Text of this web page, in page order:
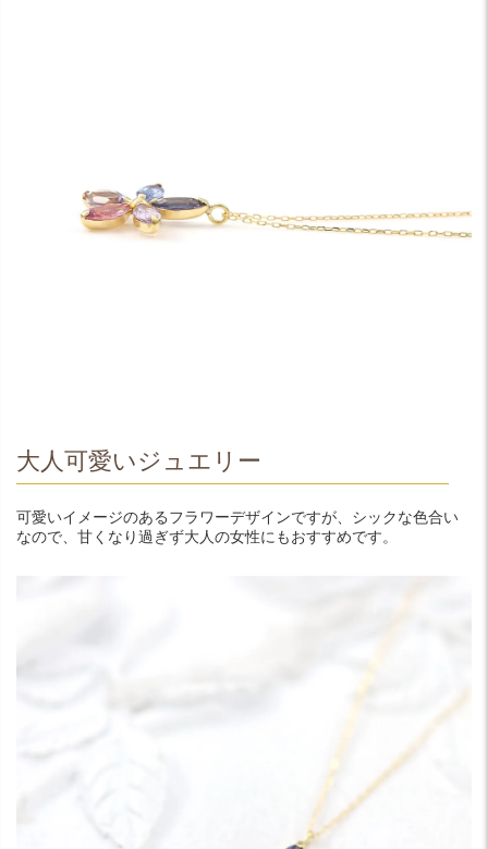
大人可愛いジュエリー
可愛いイメージのあるフラワーデザインですが、シックな色合い
なので、甘くなり過ぎず大人の女性にもおすすめです。